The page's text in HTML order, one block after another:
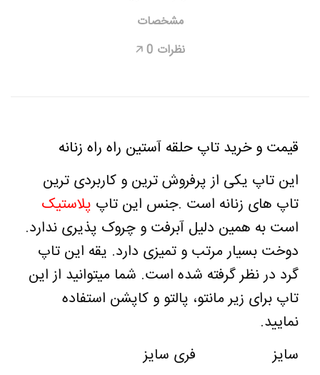
مشخصات
نظرات 0
🡥
قیمت و خرید تاپ حلقه آستین راه راه زنانه
این تاپ یکی ازپرفروش ترین و کاربردی ترین
تاپ های زنانه است .جنس این تاپ پلاستیک
است به همین دلیل آبرفت و چروک پذیری ندارد.
دوخت بسیار مرتب و تمیزی دارد. یقه این تاپ
گرد در نظر گرفته شده است. شما میتوانید از این
تاپ برای زیر مانتو، پالتو و کاپشن استفاده
نمایید.
سایزفری سایز